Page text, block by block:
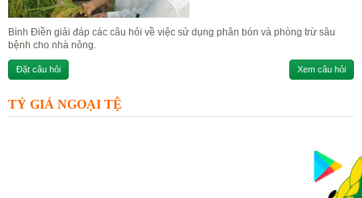
Bình Điền giải đáp các câu hỏi về việc sử dụng phân bón và phòng trừ sâu
bệnh cho nhà nông.
Đặt câu hỏi Xem câu hỏi
TỶ GIÁ NGOẠI TỆ